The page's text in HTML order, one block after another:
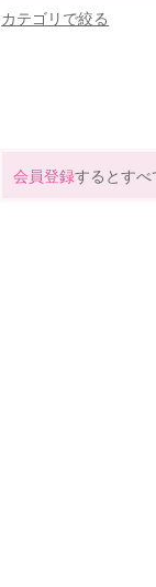
カテゴリで絞る
会員登録するとす